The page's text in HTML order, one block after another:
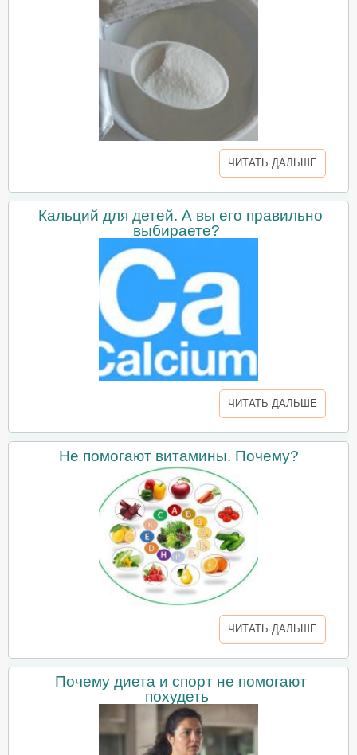
ЧИТАТЬ ДАЛЬШЕ
Кальций для детей. А вы его правильно
выбираете?
ЧИТАТЬ ДАЛЬШЕ
Не помогают витамины. Почему?
ЧИТАТЬ ДАЛЬШЕ
Почему диета и спорт не помогают
похудеть